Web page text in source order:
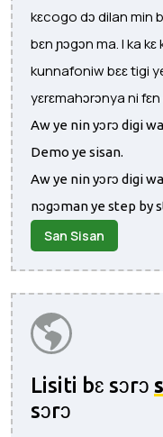
kɛcogo dɔ dilan min
bɛn ɲɔgɔn ma. I ka
kunnafoniw bɛɛ tigi
yɛrɛmahɔrɔnya ni
Aw ye nin yɔrɔ digi
Demo ye sisan.
Aw ye nin yɔrɔ digi
nɔgɔman ye step by
San Sisan
Lisiti bɛ sɔrɔ
sɔrɔ